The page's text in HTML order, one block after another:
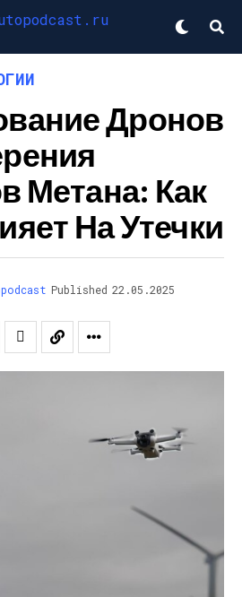
Дронов
Метана: Как
На Утечки
Published 22.05.2025